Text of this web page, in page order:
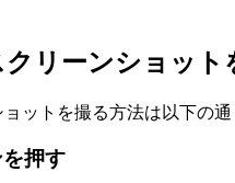
リーンショット
ットを撮る方法は以下の
押す